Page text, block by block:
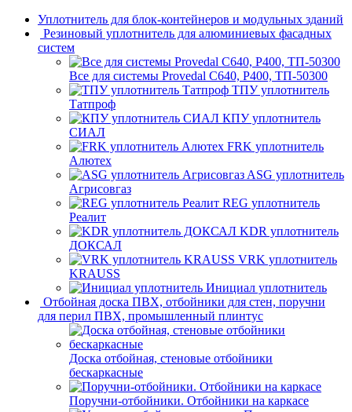
Уплотнитель для блок-контейнеров и модульных зданий
Резиновый уплотнитель для алюминиевых фасадных
систем
Все для системы Provedal С640, Р400, ТП-50300
ТПУ уплотнитель
Татпроф
КПУ уплотнитель
СИАЛ
FRK уплотнитель
Алютех
ASG уплотнитель
Агрисовгаз
REG уплотнитель
Реалит
KDR уплотнитель
ДОКСАЛ
VRK уплотнитель
KRAUSS
Инициал уплотнитель
Отбойная доска ПВХ, отбойники для стен, поручни
для перил ПВХ, промышленный плинтус
Доска отбойная, стеновые отбойники
бескаркасные
Поручни-отбойники. Отбойники на каркасе